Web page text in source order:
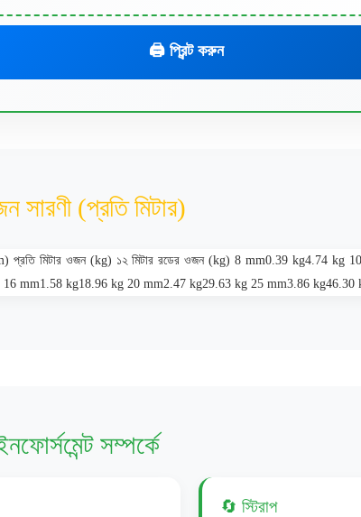
🖨️ প্রিন্ট করুন
সারণী (প্রতি মিটার)
প্রতি মিটার ওজন (kg) ১২ মিটার রডের ওজন (kg) 8 mm0.39 kg4.74 kg
mm1.58 kg18.96 kg 20 mm2.47 kg29.63 kg 25 mm3.86 kg46.30
সম্পর্কে
🔄 স্টিরাপ